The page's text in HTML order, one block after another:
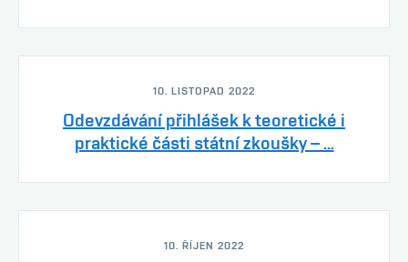
10. LISTOPAD 2022
Odevzdávání přihlášek k teoretické i
praktické části státní zkoušky – ...
10. ŘÍJEN 2022